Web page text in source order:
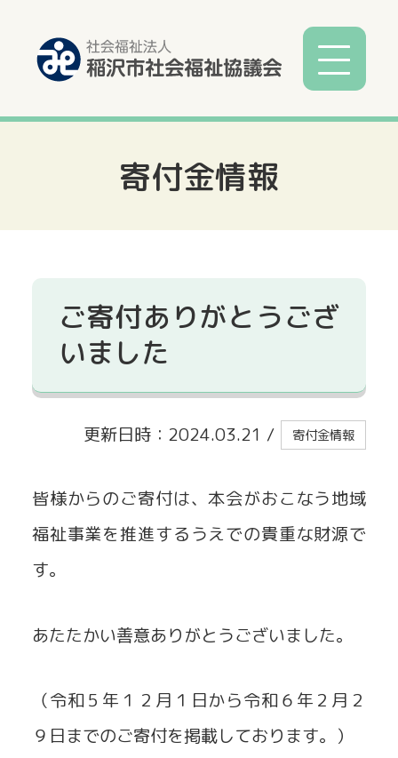
社協とは
社協事業
寄付募金
貸出事業
寄付金情報
ご寄付ありがとうござ
いました
更新日時：2024.03.21 / 寄付金情報
皆様からのご寄付は、本会がおこなう地域
福祉事業を推進するうえでの貴重な財源で
す。
あたたかい善意ありがとうございました。
（令和５年１２月１日から令和６年２月２
９日までのご寄付を掲載しております。）